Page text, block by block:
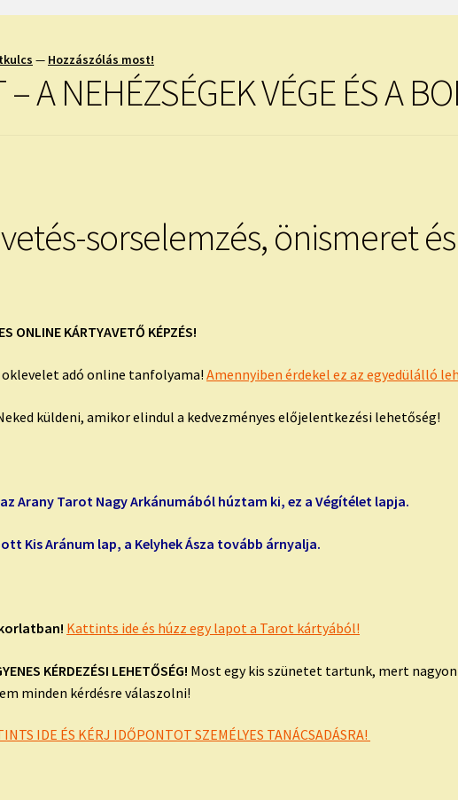
— Hozzászólás most!
– A NEHÉZSÉGEK VÉGE ÉS A
sorselemzés, önismeret
ONLINE KÁRTYAVETŐ KÉPZÉS!
oklevelet adó online tanfolyama!Amennyiben érdekel ez az egyedülálló
küldeni, amikor elindul a kedvezményes előjelentkezési lehetőség!
Arany Tarot Nagy Arkánumából húztam ki, ez a Végítélet lapja.
Kis Aránum lap, a Kelyhek Ásza tovább árnyalja.
Kattints ide és húzz egy lapot a Tarot kártyából!
KÉRDEZÉSI LEHETŐSÉG! Most egy kis szünetet tartunk, mert
minden kérdésre válaszolni!
IDE ÉS KÉRJ IDŐPONTOT SZEMÉLYES TANÁCSADÁSRA!